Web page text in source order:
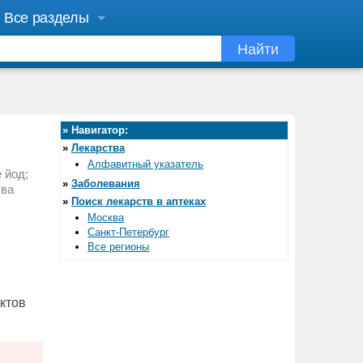
Все разделы
Найти
йод;
» Навигатор:
» Лекарства
Алфавитный указатель
» Заболевания
» Поиск лекарств в аптеках
Москва
Санкт-Петербург
Все регионы